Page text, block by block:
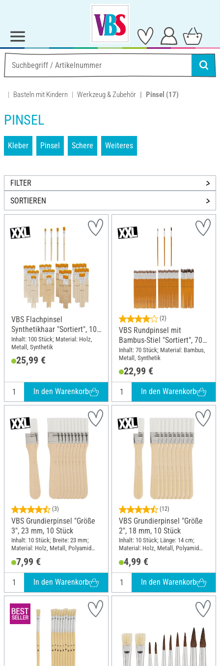
Basteln mit Kindern Werkzeug & Zubehör Pinsel (17)
PINSEL
Kleber Pinsel Schere Weiteres
FILTER
SORTIEREN
VBS Flachpinsel
Synthetikhaar "Sortiert", 100
Stück
Inhalt: 100 Stück; Material: Holz,
Metall, Synthetik
25,99 €
In den Warenkorb
(2)
VBS Rundpinsel mit
Bambus-Stiel "Sortiert", 70
Stück
Inhalt: 70 Stück; Material: Bambus,
Metall, Synthetik
22,99 €
In den Warenkorb
(3)
VBS Grundierpinsel "Größe
3", 23 mm, 10 Stück
Inhalt: 10 Stück; Breite: 23 mm;
Material: Holz, Metall, Polyamid
7,99 €
In den Warenkorb
(12)
VBS Grundierpinsel "Größe
2", 18 mm, 10 Stück
Inhalt: 10 Stück; Länge: 14 cm;
Material: Holz, Metall, Polyamid
4,99 €
In den Warenkorb